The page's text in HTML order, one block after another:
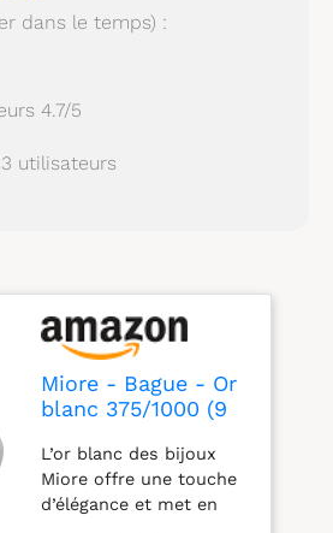
dans le temps) :
4.7/5
utilisateurs
Miore - Bague - Or
blanc 375/1000 (9
T55 - SA9040RO
L’or blanc des bijoux
Miore offre une touche
d’élégance et met en